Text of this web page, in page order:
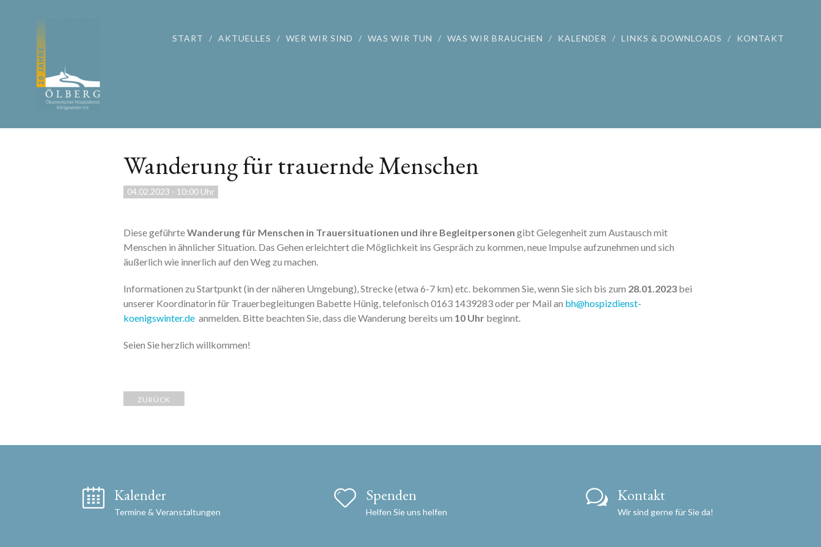
START AKTUELLES WER WIR SIND WAS WIR TUN WAS WIR BRAUCHEN KALENDER LINKS & DOWNLOADS KONTAKT
Wanderung für trauernde Menschen
04.02.2023 - 10:00 Uhr
Diese geführteWanderung für Menschen in Trauersituationen und ihre Begleitpersonen gibt Gelegenheit zum Austausch mit
Menschen in ähnlicher Situation. Das Gehen erleichtert die Möglichkeit ins Gespräch zu kommen, neue Impulse aufzunehmen und sich
äußerlich wie innerlich auf den Weg zu machen.
Informationen zu Startpunkt (in der näheren Umgebung), Strecke (etwa 6-7 km) etc. bekommen Sie, wenn Sie sich bis zum 28.01.2023 bei
unserer Koordinatorin für Trauerbegleitungen Babette Hünig, telefonisch 0163 1439283 oder per Mail an bh@hospizdienst-
koenigswinter.de anmelden. Bitte beachten Sie, dass die Wanderung bereits um 10 Uhr beginnt.
Seien Sie herzlich willkommen!
ZURÜCK
Kalender
Termine & Veranstaltungen
Spenden
Helfen Sie uns helfen
Kontakt
Wir sind gerne für Sie da!